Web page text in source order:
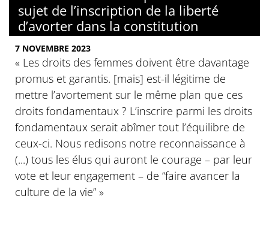
sujet de l’inscription de la liberté
d’avorter dans la constitution
7 NOVEMBRE 2023
« Les droits des femmes doivent être davantage
promus et garantis. [mais] est-il légitime de
mettre l’avortement sur le même plan que ces
droits fondamentaux ? L’inscrire parmi les droits
fondamentaux serait abîmer tout l’équilibre de
ceux-ci. Nous redisons notre reconnaissance à
(...) tous les élus qui auront le courage – par leur
vote et leur engagement – de “faire avancer la
culture de la vie” »